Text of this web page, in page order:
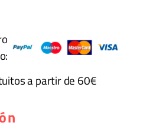
a partir de 60€